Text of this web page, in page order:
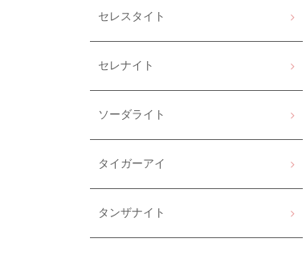
セレスタイト
セレナイト
ソーダライト
タイガーアイ
タンザナイト